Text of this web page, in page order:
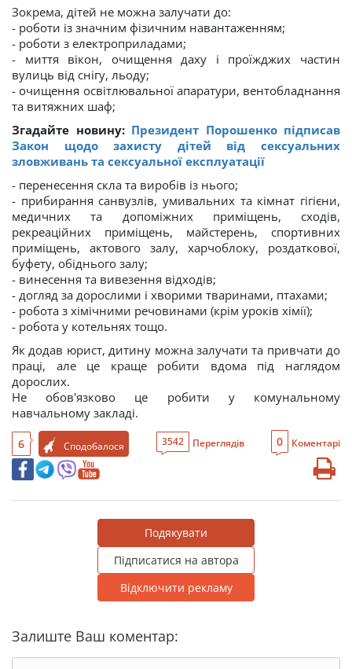
Зокрема, дітей не можна залучати до:
- роботи із значним фізичним навантаженням;
- роботи з електроприладами;
- миття вікон, очищення даху і проїжджих частин
вулиць від снігу, льоду;
- очищення освітлювальної апаратури, вентобладнання
та витяжних шаф;
Згадайте новину: Президент Порошенко підписав
Закон щодо захисту дітей від сексуальних
зловживань та сексуальної експлуатації
- перенесення скла та виробів із нього;
- прибирання санвузлів, умивальних та кімнат гігієни,
медичних та допоміжних приміщень, сходів,
рекреаційних приміщень, майстерень, спортивних
приміщень, актового залу, харчоблоку, роздаткової,
буфету, обіднього залу;
- винесення та вивезення відходів;
- догляд за дорослими і хворими тваринами, птахами;
- робота з хімічними речовинами (крім уроків хімії);
- робота у котельнях тощо.
Як додав юрист, дитину можна залучати та привчати до
праці, але це краще робити вдома під наглядом
дорослих.
Не обов'язково це робити у комунальному
навчальному закладі.
6 Сподобалося 3542 Переглядів 0 Коментарі
Подякувати
Підписатися на автора
Відключити рекламу
Залиште Ваш коментар: